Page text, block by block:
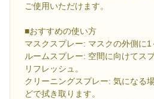
ご使用いただけます。
■おすすめの使い方
マスクスプレー: マスクの外側に1
ルームスプレー: 空間に向けてス
リフレッシュ。
クリーニングスプレー: 気になる
どで拭き取ります。